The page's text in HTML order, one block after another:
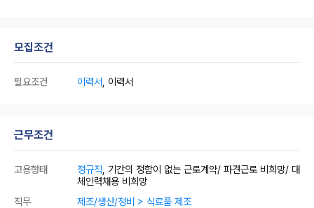
모집조건
필요조건 이력서 , 이력서
근무조건
고용형태 정규직 , 기간의 정함이 없는 근로계약/ 파견근로 비희망/ 대
체인력채용 비희망
직무
제조/생산/정비 > 식료품 제조